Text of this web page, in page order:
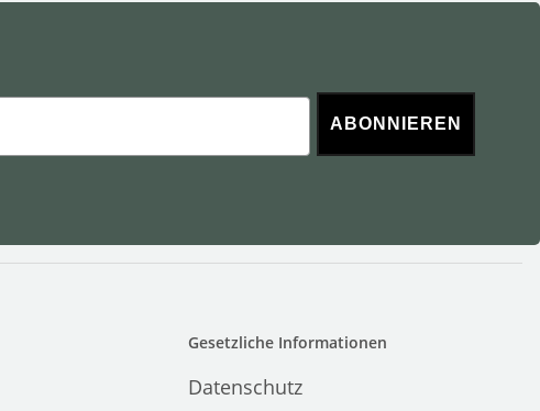
ABONNIEREN
Gesetzliche Informationen
Datenschutz